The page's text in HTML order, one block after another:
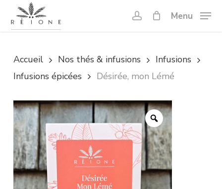
content
accountMenu
Accueil Nos thés & infusions
Infusions
Infusions épicées
Désirée, mon Lémé